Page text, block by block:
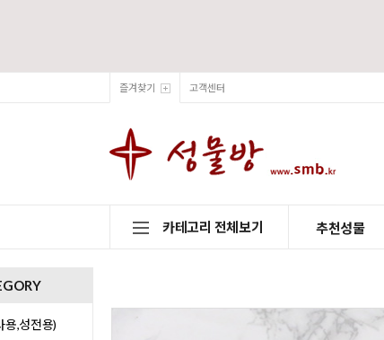
즐겨찾기 고객센터
카테고리 전체보기 추천성물
용,성전용)